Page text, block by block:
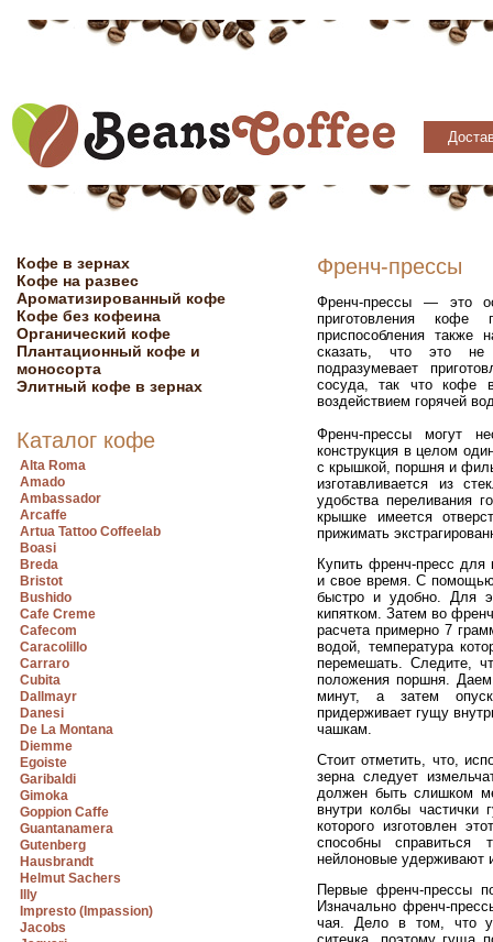
Кофе в зернах
Кофе на развес
Ароматизированный кофе
Кофе без кофеина
Органический кофе
Плантационный кофе и
моносорта
Элитный кофе в зернах
Каталог кофе
Alta Roma
Amado
Ambassador
Arcaffe
Artua Tattoo Coffeelab
Boasi
Breda
Bristot
Bushido
Cafe Creme
Cafecom
Caracolillo
Carraro
Cubita
Dallmayr
Danesi
De La Montana
Diemme
Egoiste
Garibaldi
Gimoka
Goppion Caffe
Guantanamera
Gutenberg
Hausbrandt
Helmut Sachers
Illy
Impresto (Impassion)
Jacobs
Френч-прессы
Френч-прессы — это
приготовления
приспособления также
сказать, что это не
подразумевает
сосуда, так что кофе
воздействием горячей
Френч-прессы могут
конструкция в целом
с крышкой, поршня и
изготавливается из
удобства переливания
крышке имеется
прижимать
Купить френч-пресс
и свое время. С помощью
быстро и удобно. Для
кипятком. Затем во
расчета примерно 7
водой, температура
перемешать. Следите,
положения поршня. Даем
минут, а затем
придерживает гущу
чашкам.
Стоит отметить, что,
зерна следует
должен быть слишком
внутри колбы частички
которого изготовлен
способны
нейлоновые удерживают
Первые френч-прессы
Изначально френч-
чая. Дело в том, что у